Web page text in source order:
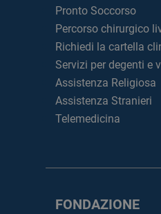
Pronto Soccorso
Percorso chirurgico
Richiedi la cartella
Servizi per degenti e
Assistenza Religiosa
Assistenza Stranieri
Telemedicina
FONDAZIONE